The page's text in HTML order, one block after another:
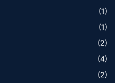
(1)
(1)
(2)
(4)
(2)